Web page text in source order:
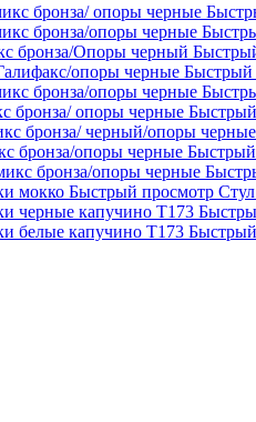
Быстрый
Быстрый просмотр